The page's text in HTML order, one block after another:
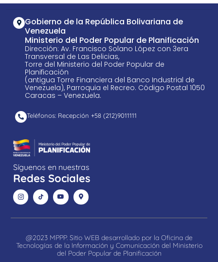
Gobierno de la República Bolivariana de
Venezuela
Ministerio del Poder Popular de Planificación
Dirección: Av. Francisco Solano López con 3era
Transversal de Las Delicias,
Torre del Ministerio del Poder Popular de
Planificación
(antigua Torre Financiera del Banco Industrial de
Venezuela), Parroquia el Recreo. Código Postal 1050
Caracas – Venezuela.
Teléfonos: Recepción +58 ​(212)9011111
Síguenos en nuestras
Redes Sociales
@2023 MPPP. Sitio WEB desarrollado por la Oficina de
Tecnologías de la Información y Comunicación del Ministerio
del Poder Popular de Planificación